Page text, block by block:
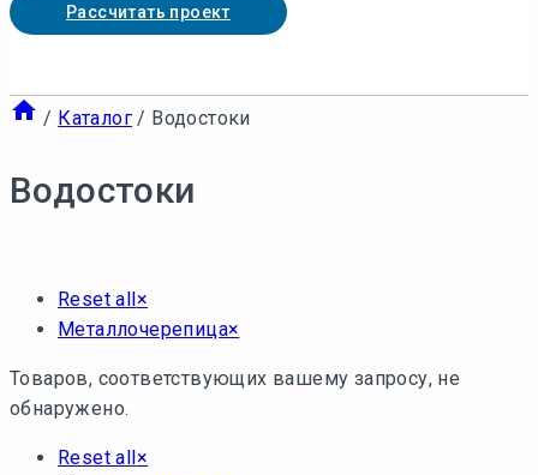
Рассчитать проект
/ Каталог / Водостоки
Водостоки
Reset all ×
Металлочерепица×
Товаров, соответствующих вашему запросу, не
обнаружено.
Reset all ×